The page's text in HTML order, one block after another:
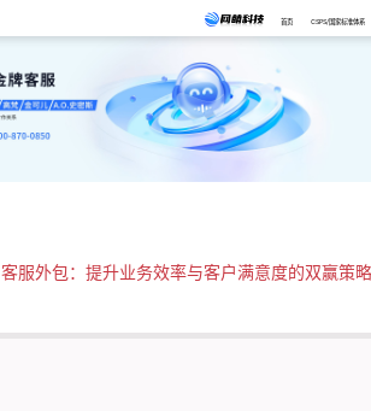
首页 CSPS/国家标准体系
客服外包：提升业务效率与客户满意度的双赢策略